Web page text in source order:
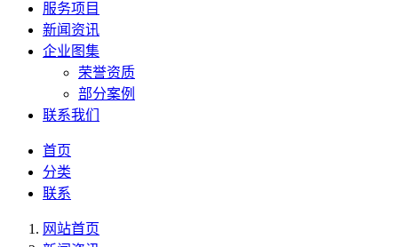
服务项目
新闻资讯
企业图集
荣誉资质
部分案例
联系我们
首页
分类
联系
网站首页